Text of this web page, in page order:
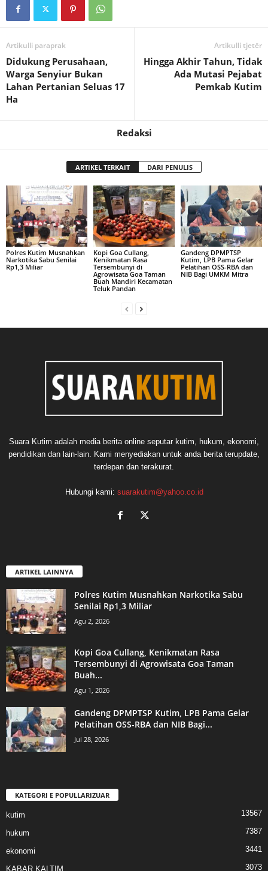
Artikulli paraprak
Didukung Perusahaan,
Warga Senyiur Bukan
Lahan Pertanian Seluas 17
Ha
Artikulli tjetër
Hingga Akhir Tahun, Tidak
Ada Mutasi Pejabat
Pemkab Kutim
Redaksi
ARTIKEL TERKAIT DARI PENULIS
Polres Kutim Musnahkan
Narkotika Sabu Senilai
Rp1,3 Miliar
Kopi Goa Cullang,
Kenikmatan Rasa
Tersembunyi di
Agrowisata Goa Taman
Buah Mandiri Kecamatan
Teluk Pandan
Gandeng DPMPTSP
Kutim, LPB Pama Gelar
Pelatihan OSS-RBA dan
NIB Bagi UMKM Mitra
Suara Kutim adalah media berita online seputar kutim, hukum, ekonomi,
pendidikan dan lain-lain. Kami menyediakan untuk anda berita terupdate,
terdepan dan terakurat.
Hubungi kami: suarakutim@yahoo.co.id
ARTIKEL LAINNYA
Polres Kutim Musnahkan Narkotika Sabu
Senilai Rp1,3 Miliar
Agu 2, 2026
Kopi Goa Cullang, Kenikmatan Rasa
Tersembunyi di Agrowisata Goa Taman
Buah...
Agu 1, 2026
Gandeng DPMPTSP Kutim, LPB Pama Gelar
Pelatihan OSS-RBA dan NIB Bagi...
Jul 28, 2026
KATEGORI E POPULLARIZUAR
kutim 13567
hukum 7387
ekonomi 3441
KABAR KALTIM 3073